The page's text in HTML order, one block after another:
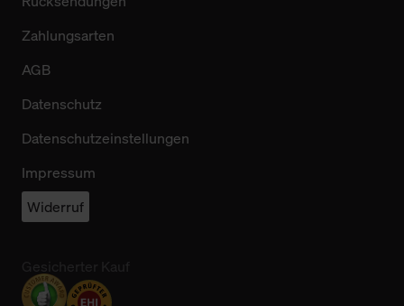
Zahlungsarten
AGB
Datenschutz
Datenschutzeinstellungen
Impressum
Widerruf